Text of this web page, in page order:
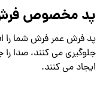
پد مخصوص
پد فرش عمر فرش شما را
جلوگیری می کنند، صدا
ایجاد می کنند.